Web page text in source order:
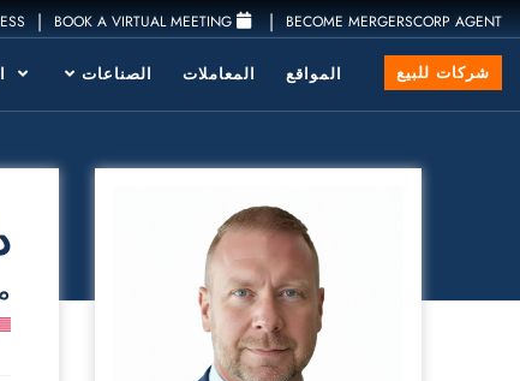
BECOME MERGERSCORP AGENT
|
BOOK A VIRTUAL MEETING
|
الصناعات المعاملات المواقع شركات للبيع